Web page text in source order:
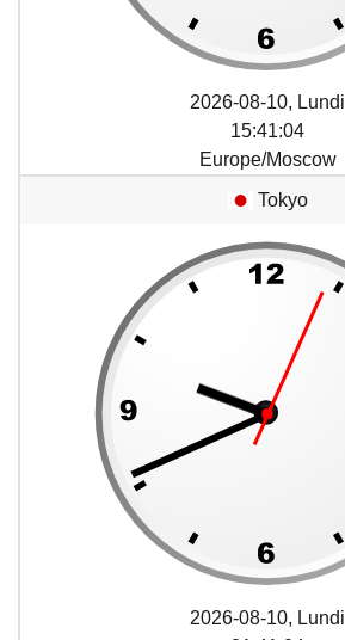
2026-08-10, Lundi
15:41:04
Europe/Moscow
Tokyo
2026-08-10, Lundi